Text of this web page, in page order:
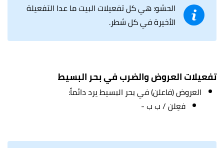
الحشو: هي كل تفعيلات البيت ما عدا التفعيلة
الأخيرة في كل شطر.
تفعيلات العروض والضرب في بحر البسيط
العروض (فاعلن) في بحر البسيط يرد دائماً:
فعِلن / ب ب -